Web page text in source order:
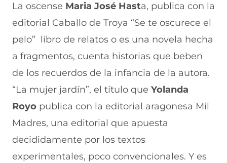
La oscense Maria José Hasta, publica con la
editorial Caballo de Troya “Se te oscurece el
pelo” libro de relatos o es una novela hecha
a fragmentos, cuenta historias que beben
de los recuerdos de la infancia de la autora.
“La mujer jardín”, el título que Yolanda
Royo publica con la editorial aragonesa Mil
Madres, una editorial que apuesta
decididamente por los textos
experimentales, poco convencionales. Y es